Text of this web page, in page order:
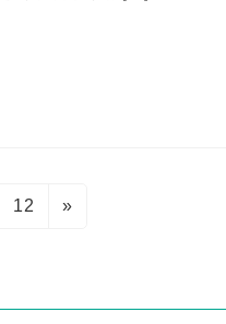
固
12 »